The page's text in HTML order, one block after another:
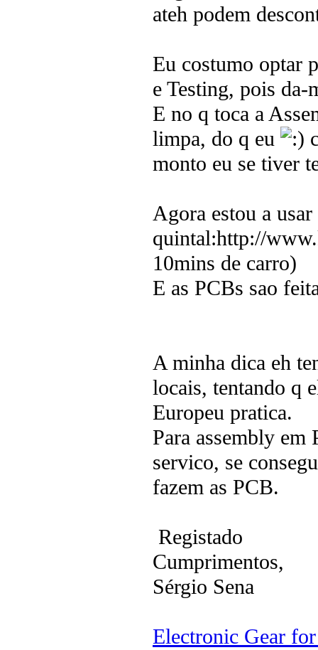
ateh podem
Eu costumo optar
e Testing, pois da-
E no q toca a
limpa, do q eu
monto eu se tiver
Agora estou a
quintal:http://
10mins de carro)
E as PCBs sao
A minha dica eh
locais, tentando q
Europeu pratica.
Para assembly em
servico, se
fazem as PCB.
Registado
Cumprimentos,
Sérgio Sena
Electronic Gear